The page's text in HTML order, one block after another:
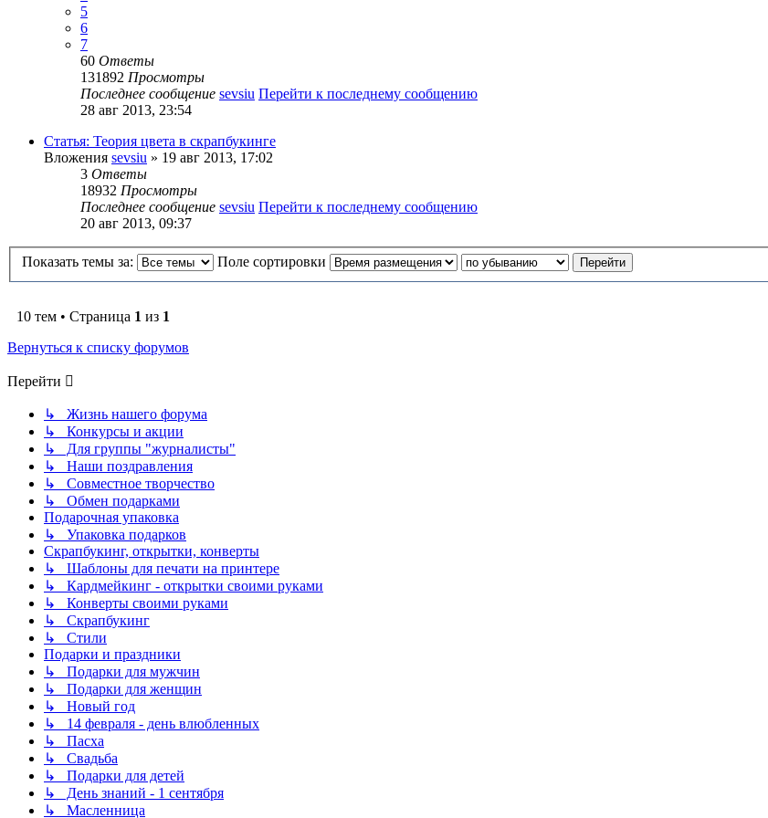
5
6
7
60 Ответы
131892 Просмотры
Последнее сообщение sevsiu Перейти к последнему сообщению
28 авг 2013, 23:54
Статья: Теория цвета в скрапбукинге
Вложения sevsiu » 19 авг 2013, 17:02
3 Ответы
18932 Просмотры
Последнее сообщение sevsiu Перейти к последнему сообщению
20 авг 2013, 09:37
Показать темы за: Поле сортировки
10 тем • Страница 1 из 1
Вернуться к списку форумов
Перейти
↳ Жизнь нашего форума
↳ Конкурсы и акции
↳ Для группы "журналисты"
↳ Наши поздравления
↳ Совместное творчество
↳ Обмен подарками
Подарочная упаковка
↳ Упаковка подарков
Скрапбукинг, открытки, конверты
↳ Шаблоны для печати на принтере
↳ Кардмейкинг - открытки своими руками
↳ Конверты своими руками
↳ Скрапбукинг
↳ Стили
Подарки и праздники
↳ Подарки для мужчин
↳ Подарки для женщин
↳ Новый год
↳ 14 февраля - день влюбленных
↳ Пасха
↳ Свадьба
↳ Подарки для детей
↳ День знаний - 1 сентября
↳ Масленница